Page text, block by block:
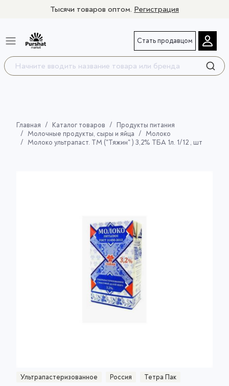
Тысячи товаров оптом. Регистрация
Стать продавцом
Главная Каталог товаров
Продукты питания
Молочные продукты, сыры и яйца
Молоко
Молоко ультрапаст. ТМ ("Тяжин" ) 3,2% ТБА 1л. 1/12 , шт
Ультрапастеризованное Россия Тетра Пак